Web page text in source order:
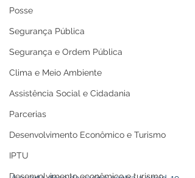
Posse
Segurança Pública
Segurança e Ordem Pública
Clima e Meio Ambiente
Assistência Social e Cidadania
Parcerias
Desenvolvimento Econômico e Turismo
IPTU